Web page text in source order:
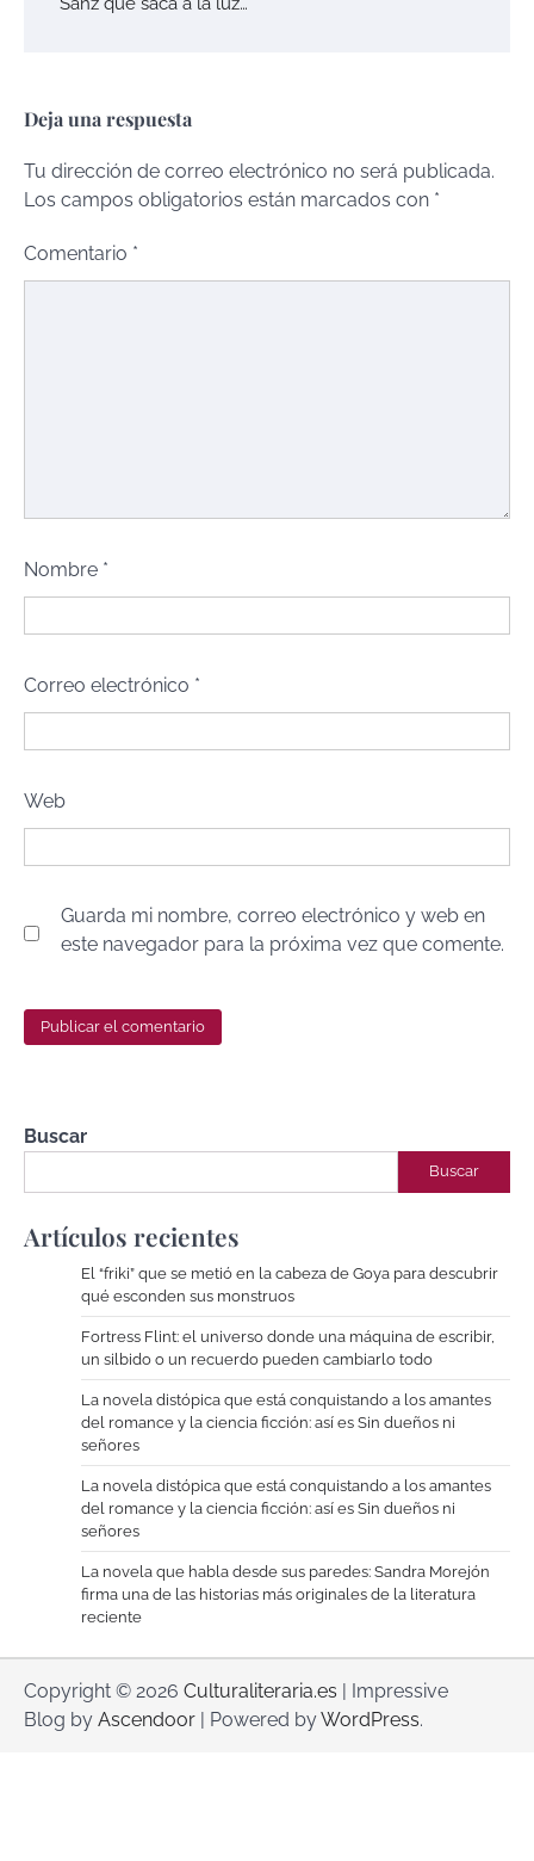
Deja una respuesta
Tu dirección de correo electrónico no será publicada.
Los campos obligatorios están marcados con *
Comentario *
Nombre *
Correo electrónico *
Web
Guarda mi nombre, correo electrónico y web en
este navegador para la próxima vez que comente.
Buscar
Buscar
Artículos recientes
El “friki” que se metió en la cabeza de Goya para descubrir
qué esconden sus monstruos
Fortress Flint: el universo donde una máquina de escribir,
un silbido o un recuerdo pueden cambiarlo todo
La novela distópica que está conquistando a los amantes
del romance y la ciencia ficción: así es Sin dueños ni
señores
La novela distópica que está conquistando a los amantes
del romance y la ciencia ficción: así es Sin dueños ni
señores
La novela que habla desde sus paredes: Sandra Morejón
firma una de las historias más originales de la literatura
reciente
Copyright © 2026 Culturaliteraria.es | Impressive
Blog by Ascendoor | Powered byWordPress.